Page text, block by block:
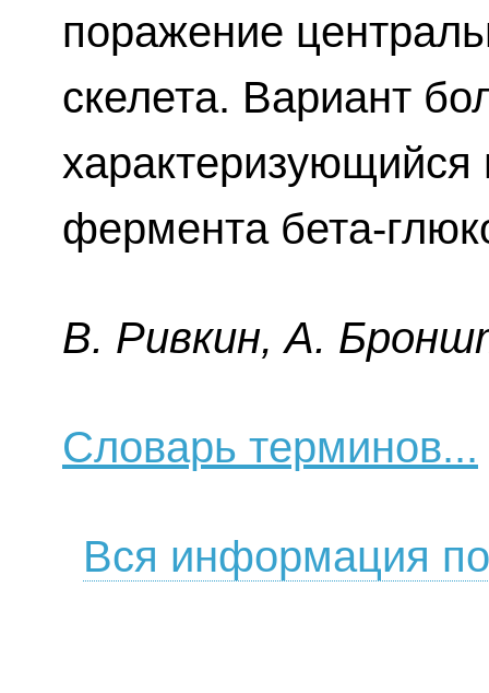
поражение
скелета. Вариант
характеризующийся
фермента бета-
B. Pивкин, A.
Словарь терминов...
Вся информация